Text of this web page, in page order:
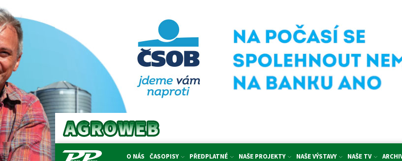
O NÁS ČASOPISY PŘEDPLATNÉ NAŠE PROJEKTY NAŠE VÝSTAVY NAŠE TV